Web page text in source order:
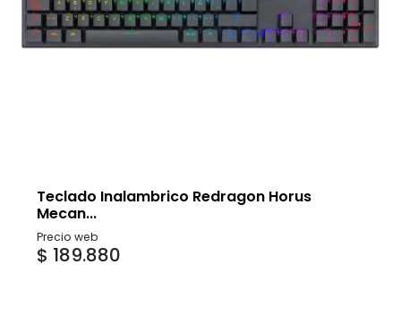
Teclado Inalambrico Redragon Horus
Mecan...
Precio web
$ 189.880